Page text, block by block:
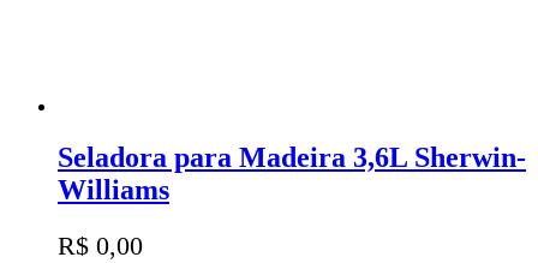
Seladora para Madeira 3,6L Sherwin-
Williams
R$ 0,00